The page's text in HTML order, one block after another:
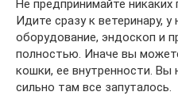
Не предпринимайте
Идите сразу к ветеринару, у
оборудование, эндоскоп и
полностью. Иначе вы
кошки, ее внутренности. Вы
сильно там все запуталось.